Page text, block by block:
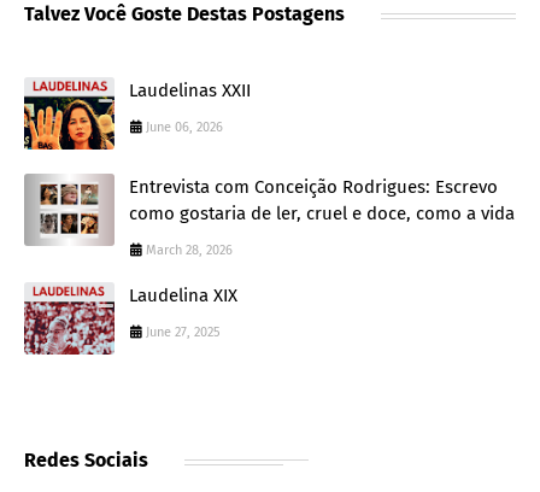
Talvez Você Goste Destas Postagens
Laudelinas XXII
June 06, 2026
Entrevista com Conceição Rodrigues: Escrevo
como gostaria de ler, cruel e doce, como a vida
March 28, 2026
Laudelina XIX
June 27, 2025
Redes Sociais